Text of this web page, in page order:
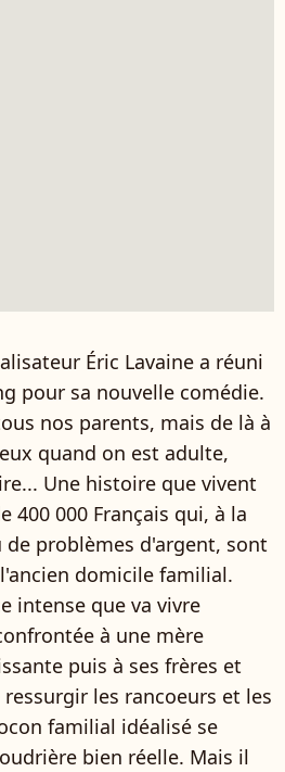
Éric Lavaine a réuni
pour sa nouvelle comédie.
nos parents, mais de là à
quand on est adulte,
Une histoire que vivent
400 000 Français qui, à la
problèmes d'argent, sont
domicile familial.
intense que va vivre
à une mère
puis à ses frères et
les rancoeurs et les
familial idéalisé se
bien réelle. Mais il